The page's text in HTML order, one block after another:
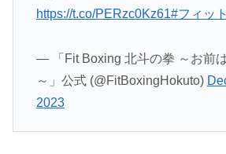
https://t.co/PERzc0Kz61#フィッ
— 「Fit Boxing 北斗の拳 ～お前
～」公式 (@FitBoxingHokuto)
2023